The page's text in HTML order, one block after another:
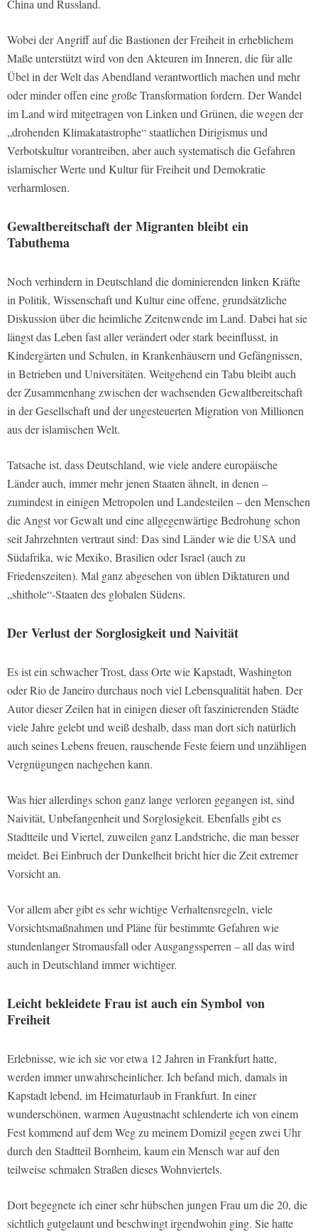
China und Russland.
Wobei der Angriff auf die Bastionen der Freiheit in erheblichem
Maße unterstützt wird von den Akteuren im Inneren, die für alle
Übel in der Welt das Abendland verantwortlich machen und mehr
oder minder offen eine große Transformation fordern. Der Wandel
im Land wird mitgetragen von Linken und Grünen, die wegen der
„drohenden Klimakatastrophe“ staatlichen Dirigismus und
Verbotskultur vorantreiben, aber auch systematisch die Gefahren
islamischer Werte und Kultur für Freiheit und Demokratie
verharmlosen.
Gewaltbereitschaft der Migranten bleibt ein
Tabuthema
Noch verhindern in Deutschland die dominierenden linken Kräfte
in Politik, Wissenschaft und Kultur eine offene, grundsätzliche
Diskussion über die heimliche Zeitenwende im Land. Dabei hat sie
längst das Leben fast aller verändert oder stark beeinflusst, in
Kindergärten und Schulen, in Krankenhäusern und Gefängnissen,
in Betrieben und Universitäten. Weitgehend ein Tabu bleibt auch
der Zusammenhang zwischen der wachsenden Gewaltbereitschaft
in der Gesellschaft und der ungesteuerten Migration von Millionen
aus der islamischen Welt.
Tatsache ist, dass Deutschland, wie viele andere europäische
Länder auch, immer mehr jenen Staaten ähnelt, in denen –
zumindest in einigen Metropolen und Landesteilen – den Menschen
die Angst vor Gewalt und eine allgegenwärtige Bedrohung schon
seit Jahrzehnten vertraut sind: Das sind Länder wie die USA und
Südafrika, wie Mexiko, Brasilien oder Israel (auch zu
Friedenszeiten). Mal ganz abgesehen von üblen Diktaturen und
„shithole“-Staaten des globalen Südens.
Der Verlust der Sorglosigkeit und Naivität
Es ist ein schwacher Trost, dass Orte wie Kapstadt, Washington
oder Rio de Janeiro durchaus noch viel Lebensqualität haben. Der
Autor dieser Zeilen hat in einigen dieser oft faszinierenden Städte
viele Jahre gelebt und weiß deshalb, dass man dort sich natürlich
auch seines Lebens freuen, rauschende Feste feiern und unzähligen
Vergnügungen nachgehen kann.
Was hier allerdings schon ganz lange verloren gegangen ist, sind
Naivität, Unbefangenheit und Sorglosigkeit. Ebenfalls gibt es
Stadtteile und Viertel, zuweilen ganz Landstriche, die man besser
meidet. Bei Einbruch der Dunkelheit bricht hier die Zeit extremer
Vorsicht an.
Vor allem aber gibt es sehr wichtige Verhaltensregeln, viele
Vorsichtsmaßnahmen und Pläne für bestimmte Gefahren wie
stundenlanger Stromausfall oder Ausgangssperren – all das wird
auch in Deutschland immer wichtiger.
Leicht bekleidete Frau ist auch ein Symbol von
Freiheit
Erlebnisse, wie ich sie vor etwa 12 Jahren in Frankfurt hatte,
werden immer unwahrscheinlicher. Ich befand mich, damals in
Kapstadt lebend, im Heimaturlaub in Frankfurt. In einer
wunderschönen, warmen Augustnacht schlenderte ich von einem
Fest kommend auf dem Weg zu meinem Domizil gegen zwei Uhr
durch den Stadtteil Bornheim, kaum ein Mensch war auf den
teilweise schmalen Straßen dieses Wohnviertels.
Dort begegnete ich einer sehr hübschen jungen Frau um die 20, die
sichtlich gutgelaunt und beschwingt irgendwohin ging. Sie hatte